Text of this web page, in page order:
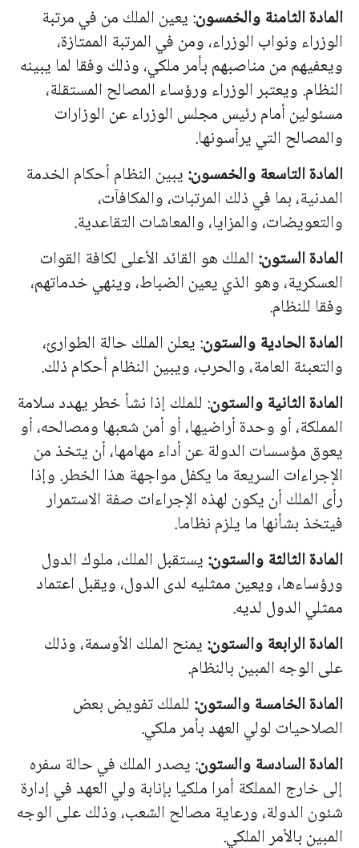
المادة الثامنة والخمسون: يعين الملك من في مرتبة
الوزراء ونواب الوزراء، ومن في المرتبة الممتازة،
ويعفيهم من مناصبهم بأمر ملكي، وذلك وفقا لما يبينه
النظام. ويعتبر الوزراء ورؤساء المصالح المستقلة،
مسئولين أمام رئيس مجلس الوزراء عن الوزارات
والمصالح التي يرأسونها.
المادة التاسعة والخمسون:يبين النظام أحكام الخدمة
المدنية، بما في ذلك المرتبات، والمكافآت،
والتعويضات، والمزايا، والمعاشات التقاعدية.
المادة الستون:الملك هو القائد الأعلى لكافة القوات
العسكرية، وهو الذي يعين الضباط، وينهي خدماتهم،
وفقا للنظام.
المادة الحادية والستون: يعلن الملك حالة الطوارئ،
والتعبئة العامة، والحرب، ويبين النظام أحكام ذلك.
المادة الثانية والستون: للملك إذا نشأ خطر يهدد سلامة
المملكة، أو وحدة أراضيها، أو أمن شعبها ومصالحه، أو
يعوق مؤسسات الدولة عن أداء مهامها، أن يتخذ من
الإجراءات السريعة ما يكفل مواجهة هذا الخطر. وإذا
رأى الملك أن يكون لهذه الإجراءات صفة الاستمرار
فيتخذ بشأنها ما يلزم نظاما.
المادة الثالثة والستون:يستقبل الملك، ملوك الدول
ورؤساءها، ويعين ممثليه لدى الدول، ويقبل اعتماد
ممثلي الدول لديه.
المادة الرابعة والستون:يمنح الملك الأوسمة، وذلك
على الوجه المبين بالنظام.
المادة الخامسة والستون: للملك تفويض بعض
الصلاحيات لولي العهد بأمر ملكي.
المادة السادسة والستون: يصدر الملك في حالة سفره
إلى خارج المملكة أمرا ملكيا بإنابة ولي العهد في إدارة
شئون الدولة، ورعاية مصالح الشعب، وذلك على الوجه
المبين بالأمر الملكي.